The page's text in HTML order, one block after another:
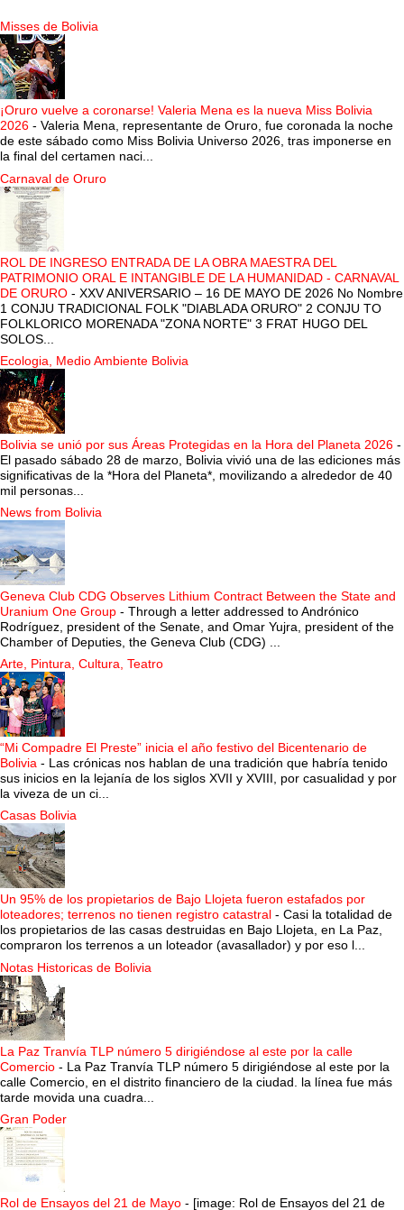
Misses de Bolivia
¡Oruro vuelve a coronarse! Valeria Mena es la nueva Miss Bolivia
2026 - Valeria Mena, representante de Oruro, fue coronada la noche
de este sábado como Miss Bolivia Universo 2026, tras imponerse en
la final del certamen naci...
Carnaval de Oruro
ROL DE INGRESO ENTRADA DE LA OBRA MAESTRA DEL
PATRIMONIO ORAL E INTANGIBLE DE LA HUMANIDAD - CARNAVAL
DE ORURO - XXV ANIVERSARIO – 16 DE MAYO DE 2026 No Nombre
1 CONJU TRADICIONAL FOLK "DIABLADA ORURO" 2 CONJU TO
FOLKLORICO MORENADA "ZONA NORTE" 3 FRAT HUGO DEL
SOLOS...
Ecologia, Medio Ambiente Bolivia
Bolivia se unió por sus Áreas Protegidas en la Hora del Planeta 2026 -
El pasado sábado 28 de marzo, Bolivia vivió una de las ediciones más
significativas de la *Hora del Planeta*, movilizando a alrededor de 40
mil personas...
News from Bolivia
Geneva Club CDG Observes Lithium Contract Between the State and
Uranium One Group - Through a letter addressed to Andrónico
Rodríguez, president of the Senate, and Omar Yujra, president of the
Chamber of Deputies, the Geneva Club (CDG) ...
Arte, Pintura, Cultura, Teatro
“Mi Compadre El Preste” inicia el año festivo del Bicentenario de
Bolivia - Las crónicas nos hablan de una tradición que habría tenido
sus inicios en la lejanía de los siglos XVII y XVIII, por casualidad y por
la viveza de un ci...
Casas Bolivia
Un 95% de los propietarios de Bajo Llojeta fueron estafados por
loteadores; terrenos no tienen registro catastral - Casi la totalidad de
los propietarios de las casas destruidas en Bajo Llojeta, en La Paz,
compraron los terrenos a un loteador (avasallador) y por eso l...
Notas Historicas de Bolivia
La Paz Tranvía TLP número 5 dirigiéndose al este por la calle
Comercio - La Paz Tranvía TLP número 5 dirigiéndose al este por la
calle Comercio, en el distrito financiero de la ciudad. la línea fue más
tarde movida una cuadra...
Gran Poder
Rol de Ensayos del 21 de Mayo - [image: Rol de Ensayos del 21 de